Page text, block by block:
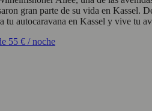
gran parte de su vida en Kassel.
autocaravana en Kassel y vive tu
55 € / noche